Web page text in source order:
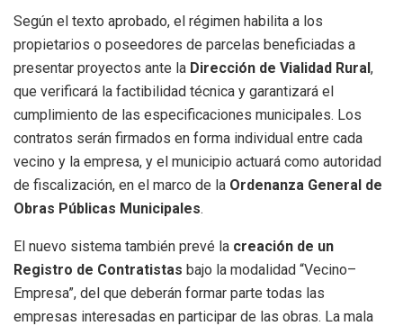
Según el texto aprobado, el régimen habilita a los
propietarios o poseedores de parcelas beneficiadas a
presentar proyectos ante la Dirección de Vialidad Rural,
que verificará la factibilidad técnica y garantizará el
cumplimiento de las especificaciones municipales. Los
contratos serán firmados en forma individual entre cada
vecino y la empresa, y el municipio actuará como autoridad
de fiscalización, en el marco de la Ordenanza General de
Obras Públicas Municipales.
El nuevo sistema también prevé la creación de un
Registro de Contratistas bajo la modalidad “Vecino–
Empresa”, del que deberán formar parte todas las
empresas interesadas en participar de las obras. La mala